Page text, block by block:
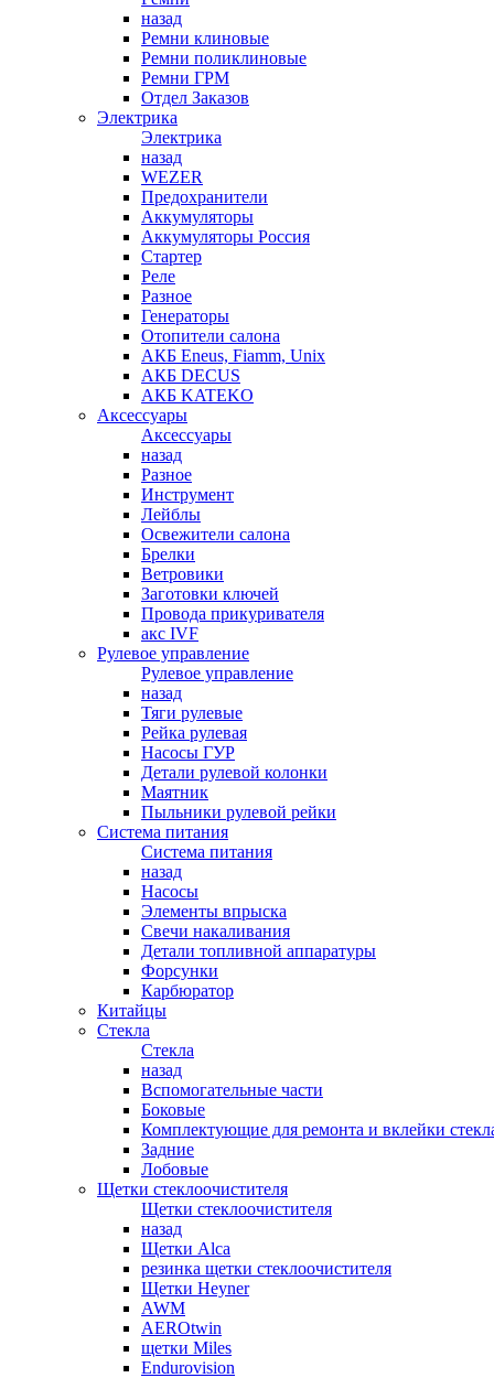
назад
Ремни клиновые
Ремни поликлиновые
Ремни ГРМ
Отдел Заказов
Электрика
Электрика
назад
WEZER
Предохранители
Аккумуляторы
Аккумуляторы Россия
Стартер
Реле
Разное
Генераторы
Отопители салона
АКБ Eneus, Fiamm, Unix
АКБ DECUS
АКБ KATEKO
Аксессуары
Аксессуары
назад
Разное
Инструмент
Лейблы
Освежители салона
Брелки
Ветровики
Заготовки ключей
Провода прикуривателя
акс IVF
Рулевое управление
Рулевое управление
назад
Тяги рулевые
Рейка рулевая
Насосы ГУР
Детали рулевой колонки
Маятник
Пыльники рулевой рейки
Система питания
Система питания
назад
Насосы
Элементы впрыска
Свечи накаливания
Детали топливной аппаратуры
Форсунки
Карбюратор
Китайцы
Стекла
Стекла
назад
Вспомогательные части
Боковые
Комплектующие для ремонта и вклейки
Задние
Лобовые
Щетки стеклоочистителя
Щетки стеклоочистителя
назад
Щетки Alca
резинка щетки стеклоочистителя
Щетки Heyner
AWM
AEROtwin
щетки Miles
Endurovision